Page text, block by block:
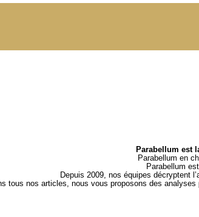
Parabellum est
Parabellum en
Parabellum
Depuis 2009, nos équipes décryptent
tous nos articles, nous vous proposons des